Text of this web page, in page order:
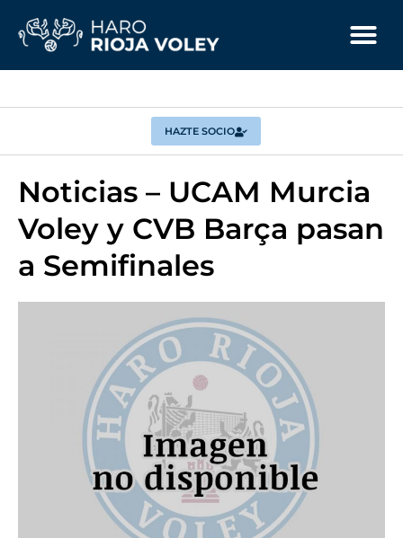
HAZTE SOCIO
Noticias – UCAM Murcia
Voley y CVB Barça pasan
a Semifinales